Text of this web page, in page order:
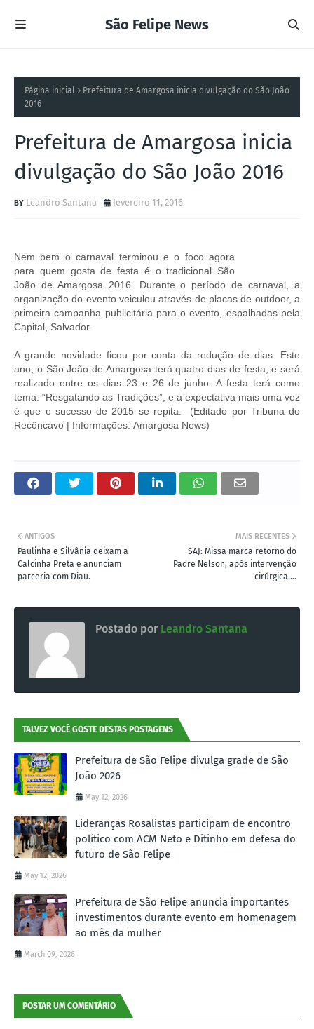
São Felipe News
Página inicial
Prefeitura de Amargosa inicia divulgação do São João
2016
Prefeitura de Amargosa inicia
divulgação do São João 2016
Leandro Santana fevereiro 11, 2016
Nem bem o carnaval terminou e o foco agora
para quem gosta de festa é o tradicional São
João de Amargosa 2016. Durante o período de carnaval, a
organização do evento veiculou através de placas de outdoor, a
primeira campanha publicitária para o evento, espalhadas pela
Capital, Salvador.
A grande novidade ficou por conta da redução de dias. Este
ano, o São João de Amargosa terá quatro dias de festa, e será
realizado entre os dias 23 e 26 de junho. A festa terá como
tema: “Resgatando as Tradições”, e a expectativa mais uma vez
é que o sucesso de 2015 se repita. (Editado por Tribuna do
Recôncavo | Informações: Amargosa News)
MAIS RECENTES
SAJ: Missa marca retorno do
Padre Nelson, após intervenção
cirúrgica....
ANTIGOS
Paulinha e Silvânia deixam a
Calcinha Preta e anunciam
parceria com Diau.
Postado por Leandro Santana
TALVEZ VOCÊ GOSTE DESTAS POSTAGENS
Prefeitura de São Felipe divulga grade de São
João 2026
May 12, 2026
Lideranças Rosalistas participam de encontro
político com ACM Neto e Ditinho em defesa do
futuro de São Felipe
May 12, 2026
Prefeitura de São Felipe anuncia importantes
investimentos durante evento em homenagem
ao mês da mulher
March 09, 2026
POSTAR UM COMENTÁRIO